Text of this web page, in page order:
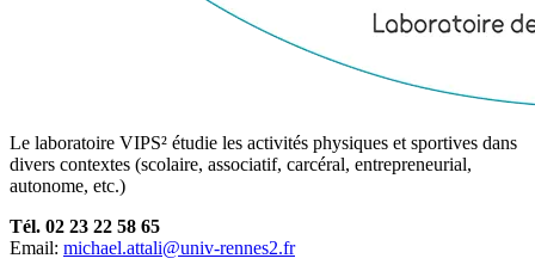
Le laboratoire VIPS² étudie les activités physiques et sportives dans
divers contextes (scolaire, associatif, carcéral, entrepreneurial,
autonome, etc.)
Tél. 02 23 22 58 65
Email: michael.attali@univ-rennes2.fr